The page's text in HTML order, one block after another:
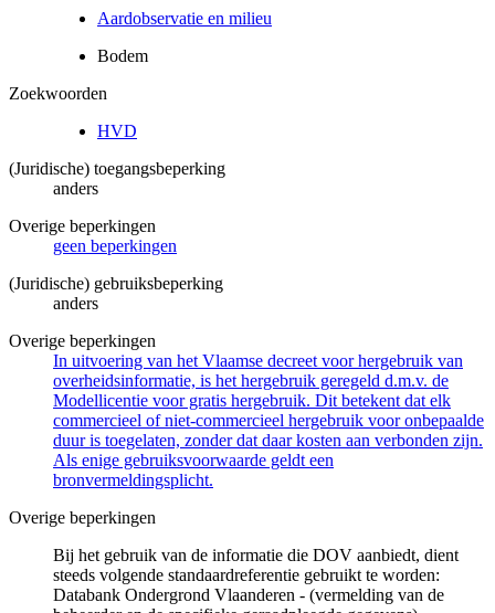
Aardobservatie en milieu
Bodem
Zoekwoorden
HVD
(Juridische) toegangsbeperking
anders
Overige beperkingen
geen beperkingen
(Juridische) gebruiksbeperking
anders
Overige beperkingen
In uitvoering van het Vlaamse decreet voor hergebruik van
overheidsinformatie, is het hergebruik geregeld d.m.v. de
Modellicentie voor gratis hergebruik. Dit betekent dat elk
commercieel of niet-commercieel hergebruik voor onbepaalde
duur is toegelaten, zonder dat daar kosten aan verbonden zijn.
Als enige gebruiksvoorwaarde geldt een
bronvermeldingsplicht.
Overige beperkingen
Bij het gebruik van de informatie die DOV aanbiedt, dient
steeds volgende standaardreferentie gebruikt te worden:
Databank Ondergrond Vlaanderen - (vermelding van de